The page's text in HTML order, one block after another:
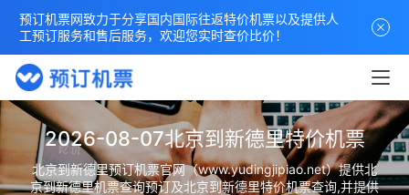
2026-08-07北京到新德里特价机票
北京到新德里预订机票官网（www.yudingjipiao.net）提供北
京到新德里机票查询预订及北京到新德里特价机票查询,并提供
预订机票网致力于分享国内国际往返特价机票以及提供人
工预订服务和售后服务，欢迎您实时查价比价！